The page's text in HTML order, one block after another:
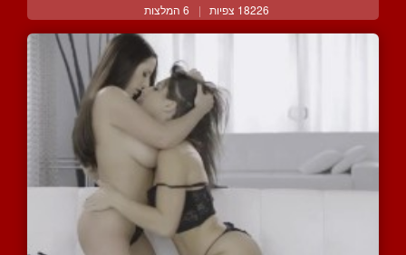
18226 צפיות | 6 המלצות